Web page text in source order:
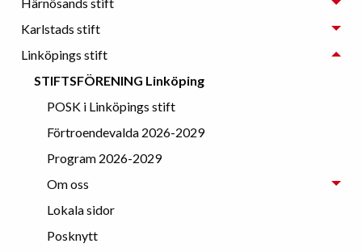
Karlstads stift
Linköpings stift
STIFTSFÖRENING Linköping
POSK i Linköpings stift
Förtroendevalda 2026-2029
Program 2026-2029
Om oss
Lokala sidor
Posknytt